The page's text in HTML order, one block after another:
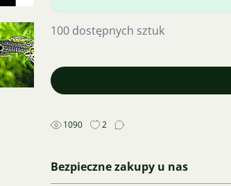
100 dostępnych sztuk
1090 2
Bezpieczne zakupy u nas